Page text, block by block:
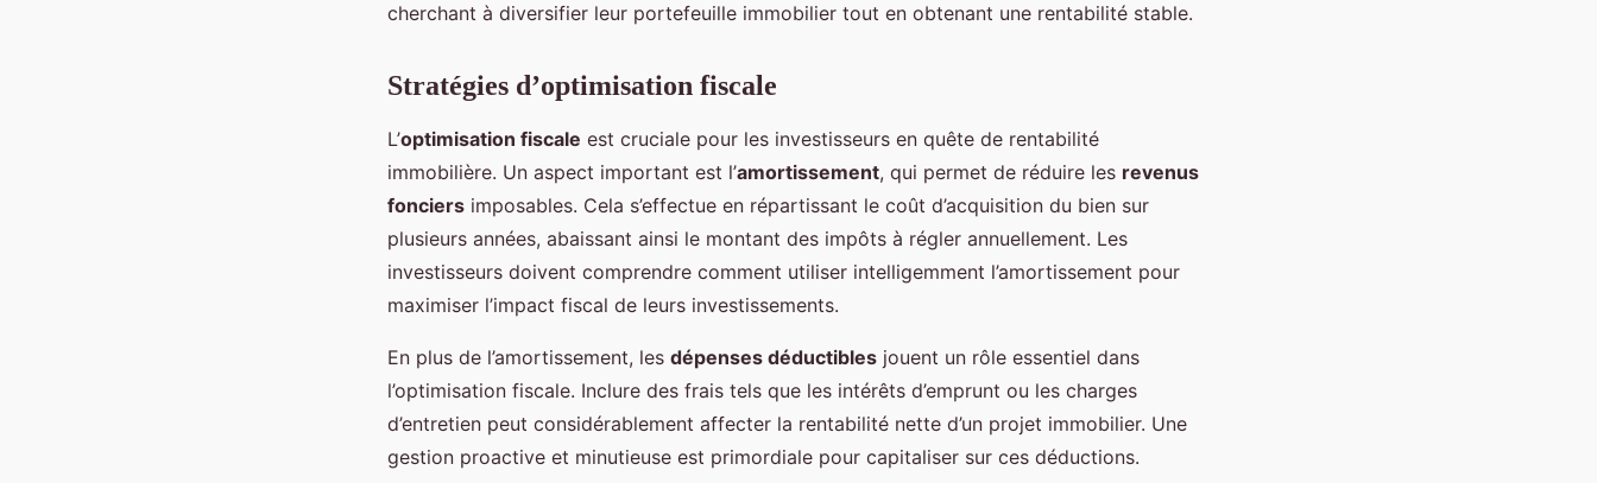
cherchant à diversifier leur portefeuille immobilier tout en obtenant une rentabilité stable.
Stratégies d’optimisation fiscale
L’optimisation fiscale est cruciale pour les investisseurs en quête de rentabilité
immobilière. Un aspect important est l’amortissement, qui permet de réduire les revenus
fonciers imposables. Cela s’effectue en répartissant le coût d’acquisition du bien sur
plusieurs années, abaissant ainsi le montant des impôts à régler annuellement. Les
investisseurs doivent comprendre comment utiliser intelligemment l’amortissement pour
maximiser l’impact fiscal de leurs investissements.
En plus de l’amortissement, les dépenses déductibles jouent un rôle essentiel dans
l’optimisation fiscale. Inclure des frais tels que les intérêts d’emprunt ou les charges
d’entretien peut considérablement affecter la rentabilité nette d’un projet immobilier. Une
gestion proactive et minutieuse est primordiale pour capitaliser sur ces déductions.